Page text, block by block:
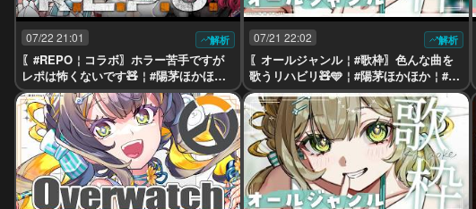
07/22 21:01 解析
〖#REPO￤コラボ〗ホラー苦手ですが
レポは怖くないです🧸￤#陽茅ほかほか
￤#UniVIRTUAL #Vtuber
07/21 22:02 解析
〖オールジャンル￤#歌枠〗色んな曲を
歌うリハビリ🧸🩵￤#陽茅ほかほか￤#U
niVIRTUAL #Vtuber